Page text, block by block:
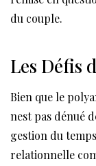
du couple.
Les Défis
Bien que le
nest pas dénué
gestion du
relationnelle